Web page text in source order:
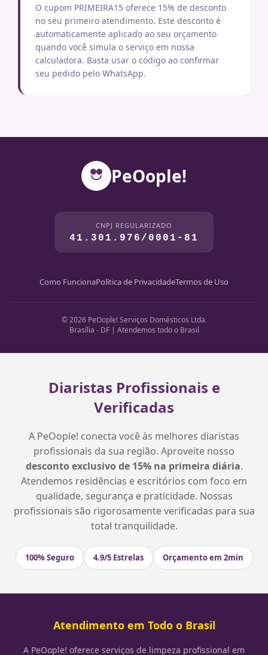
O cupom PRIMEIRA15 oferece 15% de desconto
no seu primeiro atendimento. Este desconto é
automaticamente aplicado ao seu orçamento
quando você simula o serviço em nossa
calculadora. Basta usar o código ao confirmar
seu pedido pelo WhatsApp.
PeOople!
CNPJ REGULARIZADO
41.301.976/0001-81
Como FuncionaPolítica de PrivacidadeTermos de Uso
© 2026 PeOople! Serviços Domésticos Ltda.
Brasília - DF | Atendemos todo o Brasil
Diaristas Profissionais e
Verificadas
A PeOople! conecta você às melhores diaristas
profissionais da sua região. Aproveite nosso
desconto exclusivo de 15% na primeira diária.
Atendemos residências e escritórios com foco em
qualidade, segurança e praticidade. Nossas
profissionais são rigorosamente verificadas para sua
total tranquilidade.
100% Seguro 4.9/5 Estrelas Orçamento em 2min
Atendimento em Todo o Brasil
A PeOople! oferece serviços de limpeza profissional em